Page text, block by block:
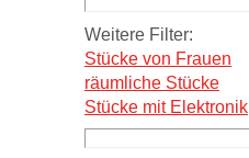
Weitere Filter:
Stücke von Frauen
räumliche Stücke
Stücke mit Elektronik